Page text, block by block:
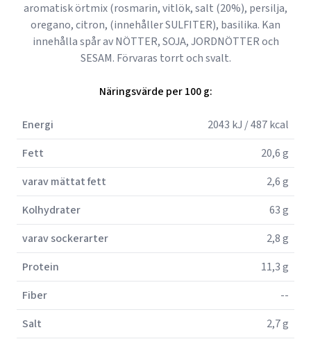
aromatisk örtmix (rosmarin, vitlök, salt (20%), persilja,
oregano, citron, (innehåller SULFITER), basilika. Kan
innehålla spår av NÖTTER, SOJA, JORDNÖTTER och
SESAM. Förvaras torrt och svalt.
Näringsvärde per 100 g:
Energi
2043 kJ / 487 kcal
Fett
20,6 g
varav mättat fett
2,6 g
Kolhydrater
63 g
varav sockerarter
2,8 g
Protein
11,3 g
Fiber
--
Salt
2,7 g